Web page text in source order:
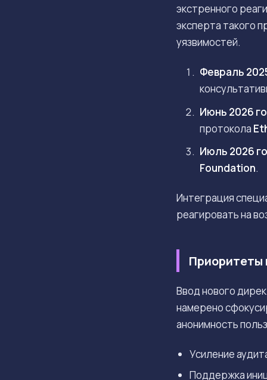
экстренного
эксперта такого
уязвимостей.
Февраль
Июнь 2026
протокола
Июль 2026
Foundation.
Интеграция
реагировать на
Приоритеты
Ввод нового
намерено
анонимность
Усиление
Поддержка